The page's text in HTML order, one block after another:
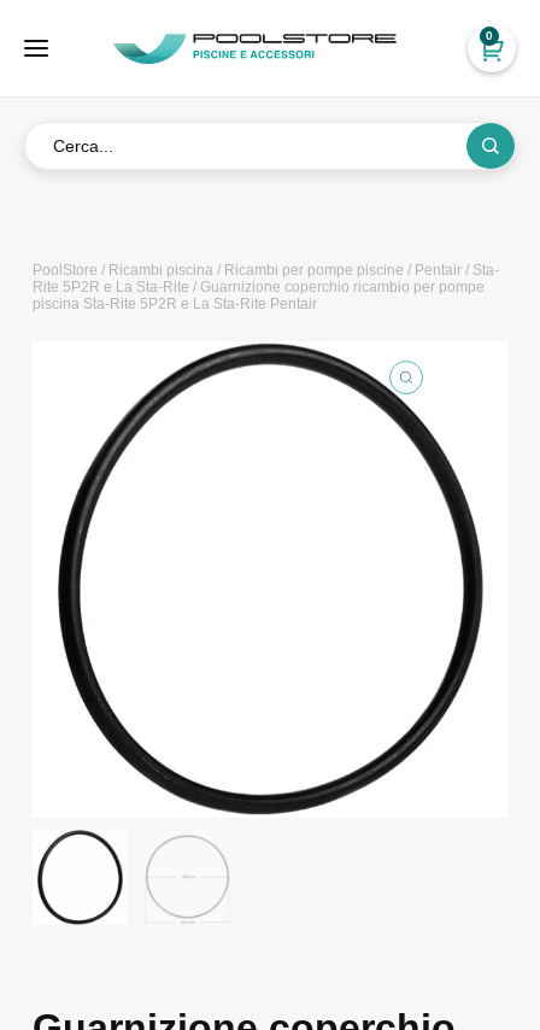
0
PoolStore / Ricambi piscina/ Ricambi per pompe piscine / Pentair/ Sta-
Rite 5P2R e La Sta-Rite / Guarnizione coperchio ricambio per pompe
piscina Sta-Rite 5P2R e La Sta-Rite Pentair